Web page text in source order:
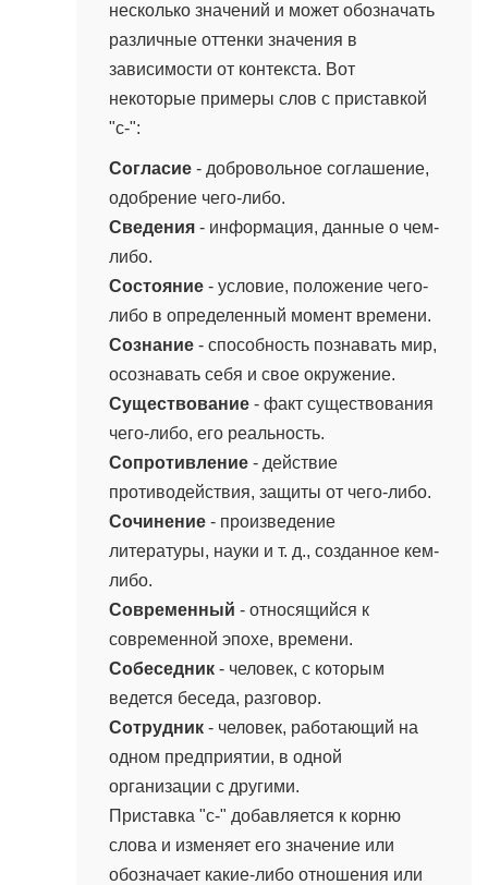
несколько значений и может обозначать
различные оттенки значения в
зависимости от контекста. Вот
некоторые примеры слов с приставкой
"с-":
Согласие - добровольное соглашение,
одобрение чего-либо.
Сведения - информация, данные о чем-
либо.
Состояние - условие, положение чего-
либо в определенный момент времени.
Сознание - способность познавать мир,
осознавать себя и свое окружение.
Существование - факт существования
чего-либо, его реальность.
Сопротивление - действие
противодействия, защиты от чего-либо.
Сочинение - произведение
литературы, науки и т. д., созданное кем-
либо.
Современный - относящийся к
современной эпохе, времени.
Собеседник - человек, с которым
ведется беседа, разговор.
Сотрудник - человек, работающий на
одном предприятии, в одной
организации с другими.
Приставка "с-" добавляется к корню
слова и изменяет его значение или
обозначает какие-либо отношения или